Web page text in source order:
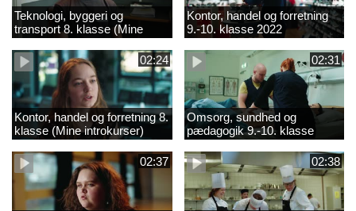
Teknologi, byggeri og
transport 8. klasse (Mine
introkurser) 2022
Kontor, handel og forretning
9.-10. klasse 2022
02:24
Kontor, handel og forretning 8.
klasse (Mine introkurser)
2022
02:31
Omsorg, sundhed og
pædagogik 9.-10. klasse
2022
02:37
02:38